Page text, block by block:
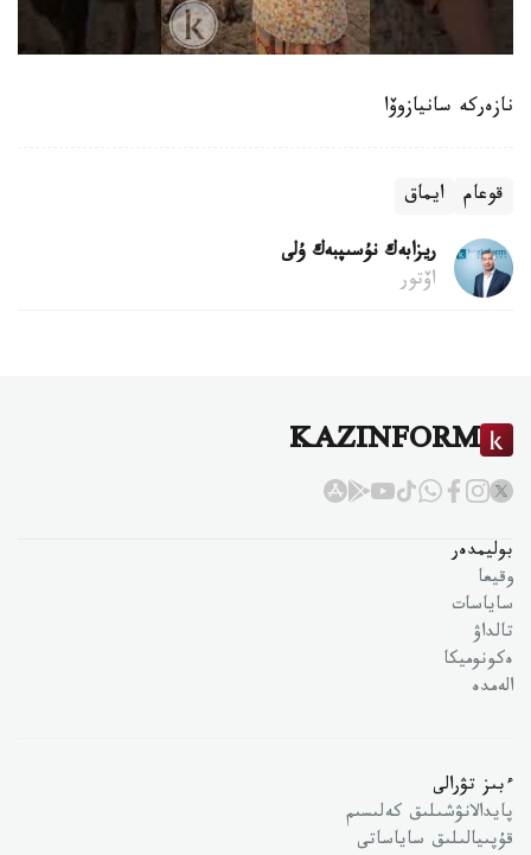
نازەركە سانيازوۆا
قوعام ايماق
ريزابەك نۇسىپبەك ۇلى
اۆتور
KAZINFORM
بوليمدەر
وقيعا
ساياسات
تالداۋ
ەكونوميكا
الەمدە
ءبىز تۋرالى
پايدالانۋشىلىق كەلىسىم
قۇپىيالىلىق ساياساتى